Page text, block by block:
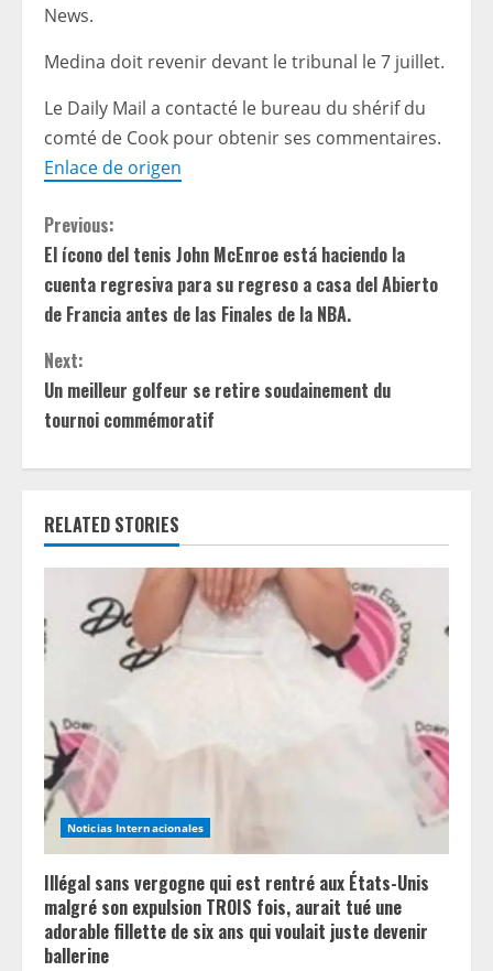
News.
Medina doit revenir devant le tribunal le 7 juillet.
Le Daily Mail a contacté le bureau du shérif du
comté de Cook pour obtenir ses commentaires.
Enlace de origen
C
o
n
t
i
n
u
e
e
d
i
n
g
Previous:
El ícono del tenis John McEnroe está haciendo la
cuenta regresiva para su regreso a casa del Abierto
de Francia antes de las Finales de la NBA.
Next:
Un meilleur golfeur se retire soudainement du
tournoi commémoratif
RELATED STORIES
Noticias Internacionales
Illégal sans vergogne qui est rentré aux États-Unis
malgré son expulsion TROIS fois, aurait tué une
adorable fillette de six ans qui voulait juste devenir
ballerine